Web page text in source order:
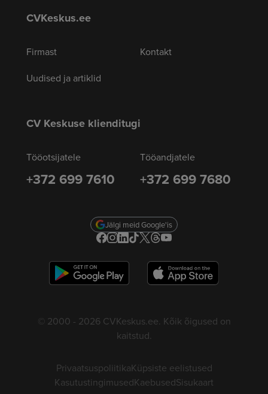
CVKeskus.ee
Firmast
Uudised ja artiklid
Kontakt
CV Keskuse klienditugi
Tööotsijatele
+372 699 7610
Tööandjatele
+372 699 7680
Jälgi meid Google'is
© 2000 - 2026 CVKeskus.ee. Kõik õigused on
kaitstud.
PrivaatsuspoliitikaKüpsiste eelistused
KasutustingimusedKaebusedSisukaart